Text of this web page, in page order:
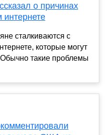
о причинах
интернете
сталкиваются с
которые могут
Обычно такие проблемы